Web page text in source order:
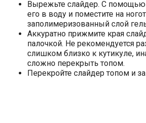
Вырежьте слайдер. С помощью
его в воду и поместите на
заполимеризованный слой
Аккуратно прижмите края
палочкой. Не рекомендуется
слишком близко к кутикуле,
сложно перекрыть топом.
Перекройте слайдер топом и